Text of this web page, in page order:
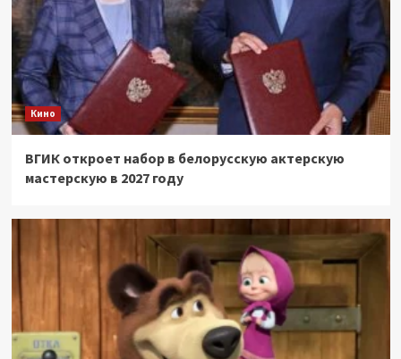
Кино
ВГИК откроет набор в белорусскую актерскую
мастерскую в 2027 году